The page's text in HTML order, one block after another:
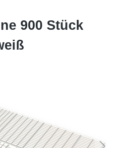
900 Stück